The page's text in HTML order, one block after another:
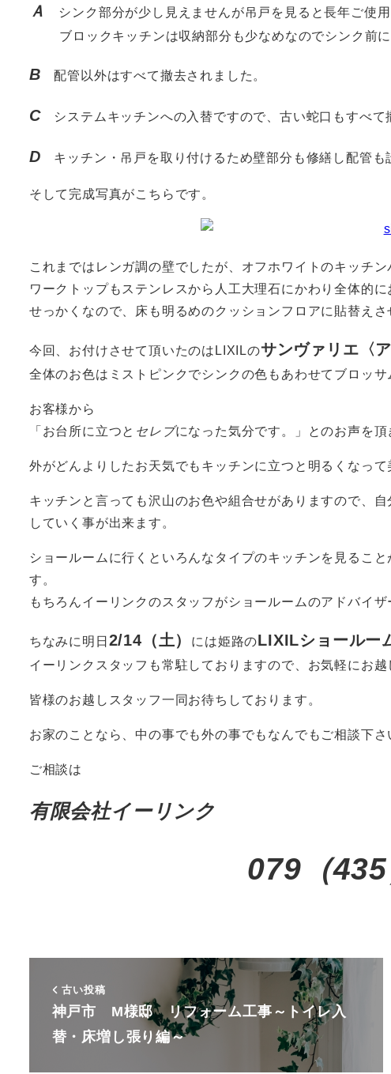
Ａ
シンク部分が少し見えませんが吊戸を見ると長年ご使用
ブロックキッチンは収納部分も少なめなのでシンク前
B 配管以外はすべて撤去されました。
Cシステムキッチンへの入替ですので、古い蛇口もすべて
D キッチン・吊戸を取り付けるため壁部分も修繕し配管も
そして完成写真がこちらです。
これまではレンガ調の壁でしたが、オフホワイトのキッチン
ワークトップもステンレスから人工大理石にかわり全体的に
せっかくなので、床も明るめのクッションフロアに貼替えさ
今回、お付けさせて頂いたのはLIXILのサンヴァリエ〈ア
全体のお色はミストピンクでシンクの色もあわせてブロッサ
お客様から
「お台所に立つと セレブになった気分です。」とのお声を頂
外がどんよりしたお天気でもキッチンに立つと明るくなっ
キッチンと言っても沢山のお色や組合せがありますので、
していく事が出来ます。
ショールームに行くといろんなタイプのキッチンを見るこ
す。
もちろんイーリンクのスタッフがショールームのアドバイザ
ちなみに明日 2/14（土） には姫路のLIXILショールー
イーリンクスタッフも常駐しておりますので、お気軽にお越
皆様のお越しスタッフ一同お待ちしております。
お家のことなら、中の事でも外の事でもなんでもご相談下さ
ご相談は
有限会社イーリンク
079（
古い投稿
神戸市 M様邸 リフォーム工事～トイレ入
替・床増し張り編～